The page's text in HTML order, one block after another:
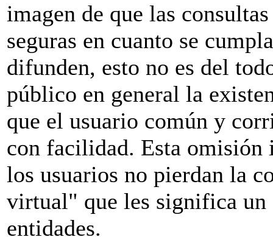
imagen de que las
seguras en cuanto se
difunden, esto no es del
público en general la
que el usuario común y
con facilidad. Esta
los usuarios no pierdan la
virtual" que les significa un
entidades.